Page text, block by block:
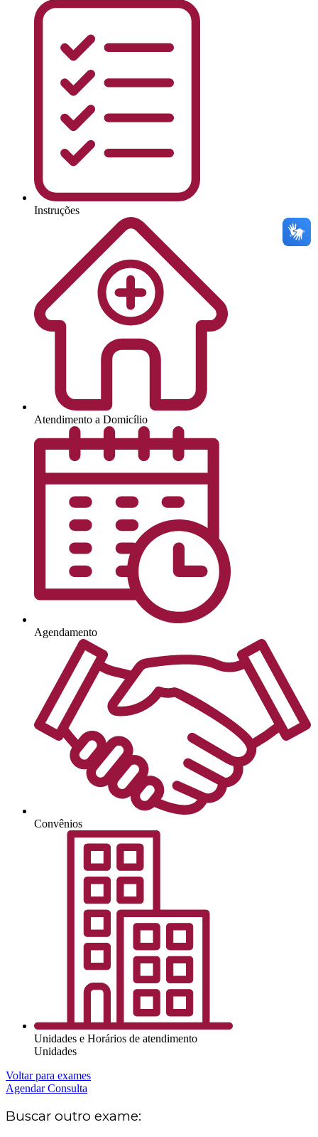
Instruções
Atendimento a Domicílio
Agendamento
Convênios
Unidades e Horários de atendimento
Unidades
Voltar para exames
Agendar Consulta
Buscar outro exame: